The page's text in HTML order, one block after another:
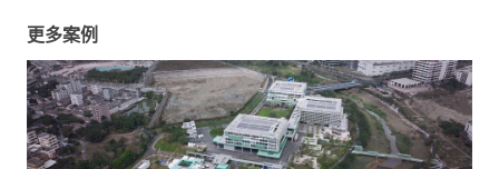
更多案例